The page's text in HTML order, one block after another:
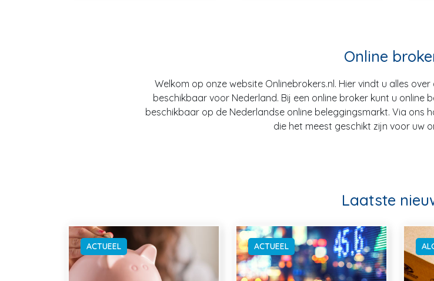
Online
Welkom op onze website Onlinebrokers.nl. Hier vindt u alles
beschikbaar voor Nederland. Bij een online broker kunt u online
beschikbaar op de Nederlandse online beleggingsmarkt. Via ons
die het meest geschikt zijn voor uw
Laatste
ACTUEEL ACTUEEL